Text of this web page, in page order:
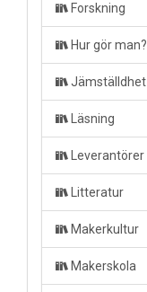
Forskning
Hur gör man?
Jämställdhet
Läsning
Leverantörer
Litteratur
Makerkultur
Makerskola